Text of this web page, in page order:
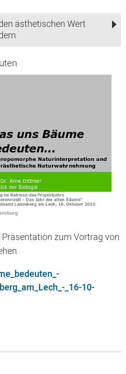
ästhetischen Wert
zum Vortrag von
_16-10-